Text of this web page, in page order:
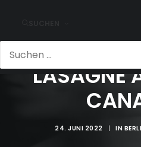
LASAGNE
24. JUNI 2022 | IN